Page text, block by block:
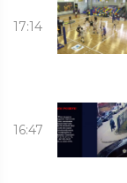
17:14
16:47